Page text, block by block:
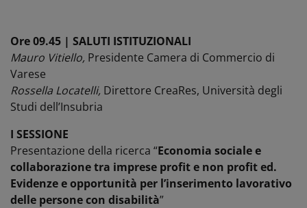
Ore 09.45 | SALUTI ISTITUZIONALI
Mauro Vitiello, Presidente Camera di Commercio di
Varese
Rossella Locatelli, Direttore CreaRes, Università degli
Studi dell’Insubria
I SESSIONE
Presentazione della ricerca “Economia sociale e
collaborazione tra imprese profit e non profit ed.
Evidenze e opportunità per l’inserimento lavorativo
delle persone con disabilità”